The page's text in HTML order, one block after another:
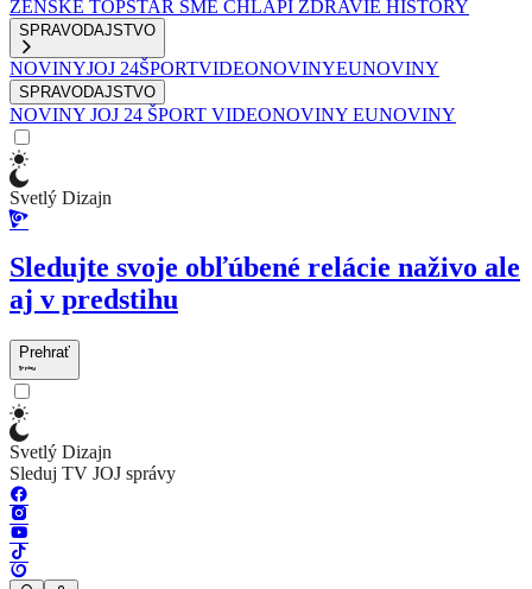
ŽENSKÉ TOPSTAR SME CHLAPI ZDRAVIE HISTORY
SPRAVODAJSTVO
NOVINYJOJ 24ŠPORTVIDEONOVINYEUNOVINY
SPRAVODAJSTVO
NOVINY JOJ 24 ŠPORT VIDEONOVINY EUNOVINY
Svetlý Dizajn
Sledujte svoje obľúbené relácie naživo ale
aj v predstihu
Prehrať
Svetlý Dizajn
Sleduj TV JOJ správy